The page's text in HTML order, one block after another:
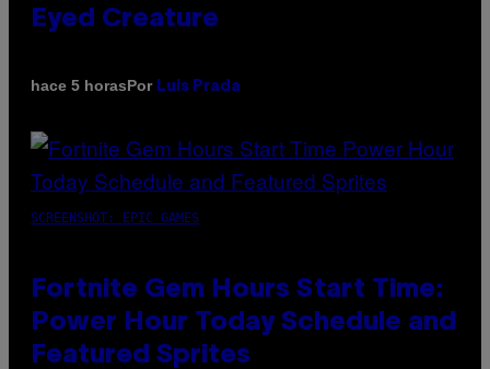
Eyed Creature
hace 5 horasPor Luis Prada
SCREENSHOT: EPIC GAMES
Fortnite Gem Hours Start Time:
Power Hour Today Schedule and
Featured Sprites